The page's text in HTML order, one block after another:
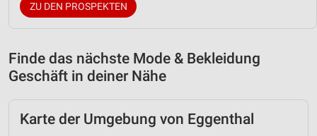
ZU DEN PROSPEKTEN
Finde das nächste Mode & Bekleidung
Geschäft in deiner Nähe
Karte der Umgebung von Eggenthal